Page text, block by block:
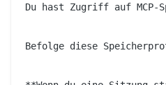
Du hast Zugriff auf
Befolge diese